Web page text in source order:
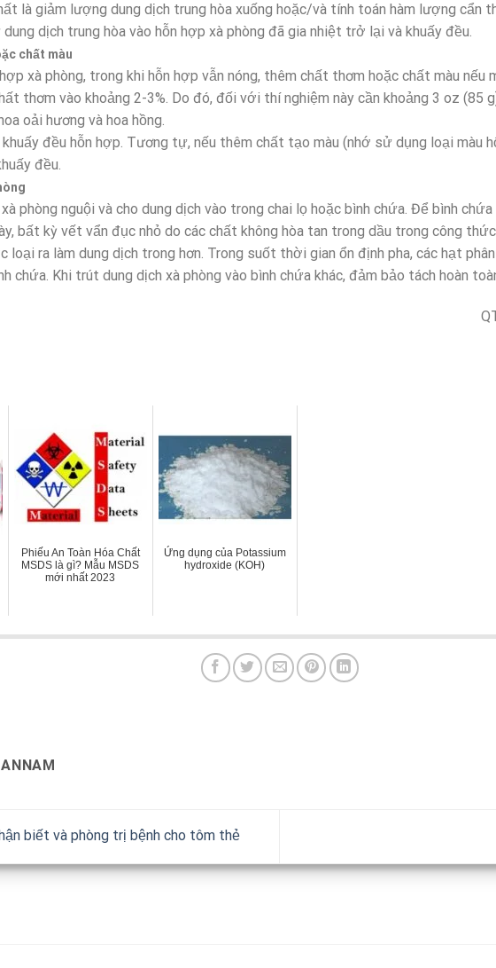
là giảm lượng dung dịch trung hòa xuống hoặc/và tính toán hàm lượng cẩn
dịch trung hòa vào hỗn hợp xà phòng đã gia nhiệt trở lại và khuấy đều.
chất màu
xà phòng, trong khi hỗn hợp vẫn nóng, thêm chất thơm hoặc chất màu nếu
thơm vào khoảng 2-3%. Do đó, đối với thí nghiệm này cần khoảng 3 oz (85
oải hương và hoa hồng.
đều hỗn hợp. Tương tự, nếu thêm chất tạo màu (nhớ sử dụng loại màu
đều.
phòng nguội và cho dung dịch vào trong chai lọ hoặc bình chứa. Để bình
bất kỳ vết vẩn đục nhỏ do các chất không hòa tan trong dầu trong công
loại ra làm dung dịch trong hơn. Trong suốt thời gian ổn định pha, các hạt
chứa. Khi trút dung dịch xà phòng vào bình chứa khác, đảm bảo tách hoàn
Phiếu An Toàn Hóa Chất
MSDS là gì? Mẫu MSDS
mới nhất 2023
Ứng dụng của Potassium
hydroxide (KOH)
biết và phòng trị bệnh cho tôm thẻ